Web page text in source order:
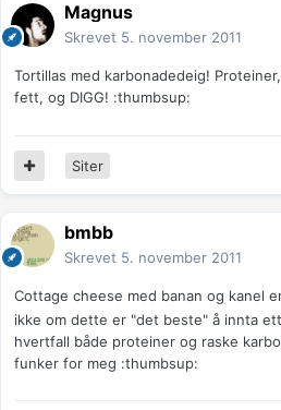
Magnus
Skrevet 5. november 2011
Tortillas med karbonadedeig!
fett, og DIGG! :thumbsup:
Siter
bmbb
Skrevet 5. november 2011
Cottage cheese med banan og kanel
ikke om dette er "det beste" å innta
hvertfall både proteiner og raske
funker for meg :thumbsup: